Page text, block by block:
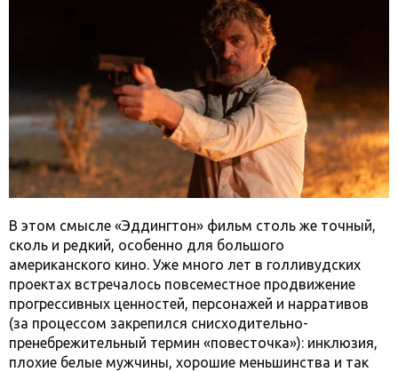
В этом смысле «Эддингтон» фильм столь же точный,
сколь и редкий, особенно для большого
американского кино. Уже много лет в голливудских
проектах встречалось повсеместное продвижение
прогрессивных ценностей, персонажей и нарративов
(за процессом закрепился снисходительно-
пренебрежительный термин «повесточка»): инклюзия,
плохие белые мужчины, хорошие меньшинства и так